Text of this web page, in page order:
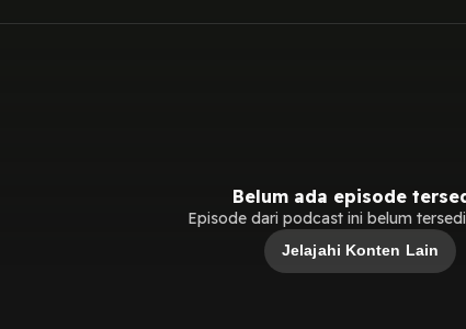
Belum ada episode
Episode dari podcast ini belum
Jelajahi Konten Lain